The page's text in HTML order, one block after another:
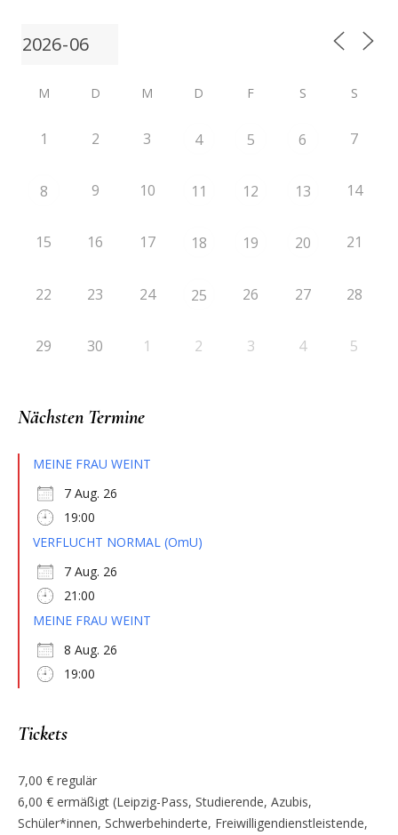
M D M D F S S
1 2 3 4 5 6 7
8 9 10 11 12 13 14
15 16 17 18 19 20 21
22 23 24 25 26 27 28
29 30 1 2 3 4 5
Nächsten Termine
MEINE FRAU WEINT
7 Aug. 26
19:00
VERFLUCHT NORMAL (OmU)
7 Aug. 26
21:00
MEINE FRAU WEINT
8 Aug. 26
19:00
Tickets
7,00 € regulär
6,00 € ermäßigt (Leipzig-Pass, Studierende, Azubis,
Schüler*innen, Schwerbehinderte, Freiwilligendienstleistende,